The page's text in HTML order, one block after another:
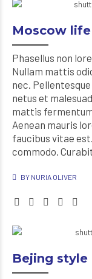
Moscow life
Phasellus non
Nullam mattis
nec.
netus et
mattis
Aenean mauris
faucibus vitae
commodo.
BY NURIA OLIVER
Bejing style